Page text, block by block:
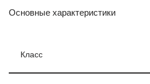
Основные характеристики
Класс